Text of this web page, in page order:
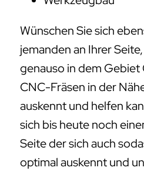
Wünschen Sie sich
jemanden an Ihrer
genauso in dem Gebiet
CNC-Fräsen in der
auskennt und helfen
sich bis heute noch
Seite der sich auch
optimal auskennt und